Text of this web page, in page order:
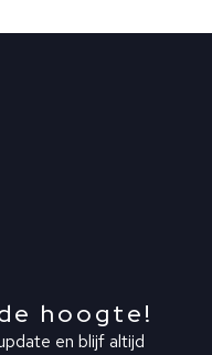
hoogte!
en blijf altijd